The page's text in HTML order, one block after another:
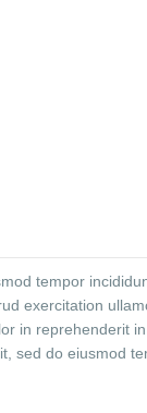
tempor
exercitation
in reprehenderit in
sed do eiusmod
quis nostrud
Duis aute irure